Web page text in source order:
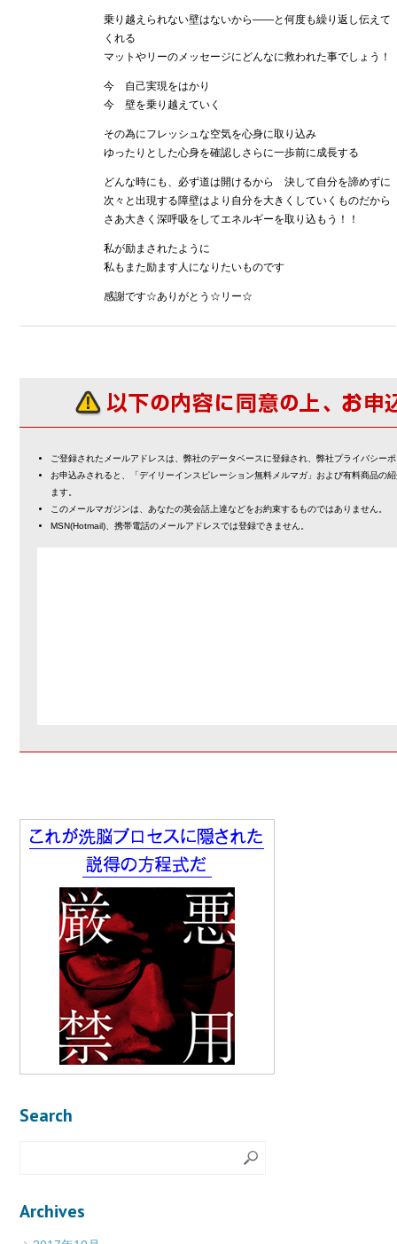
乗り越えられない壁はないから――と何度も繰り返し伝えて
くれる
マットやリーのメッセージにどんなに救われた事でしょう！
今 自己実現をはかり
今 壁を乗り越えていく
その為にフレッシュな空気を心身に取り込み
ゆったりとした心身を確認しさらに一歩前に成長する
どんな時にも、必ず道は開けるから 決して自分を諦めずに
次々と出現する障壁はより自分を大きくしていくものだから
さあ大きく深呼吸をしてエネルギーを取り込もう！！
私が励まされたように
私もまた励ます人になりたいものです
感謝です☆ありがとう☆リー☆
ご登録されたメールアドレスは、弊社のデータベースに登録され、弊社プライバシー
お申込みされると、「デイリーインスピレーション無料メルマガ」および有料商品の
ます。
このメールマガジンは、あなたの英会話上達などをお約束するものではありません。
MSN(Hotmail)、携帯電話のメールアドレスでは登録できません。
Search
Archives